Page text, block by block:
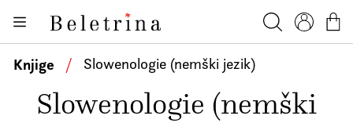
Beletrina
Knjige
Avtorji
Knjige / Slowenologie (nemški jezik)
Slowenologie (nemški